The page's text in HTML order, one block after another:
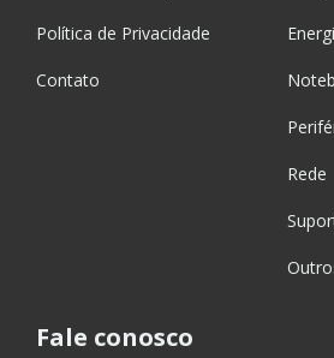
Política de Privacidade
Contato
Rede
Fale conosco